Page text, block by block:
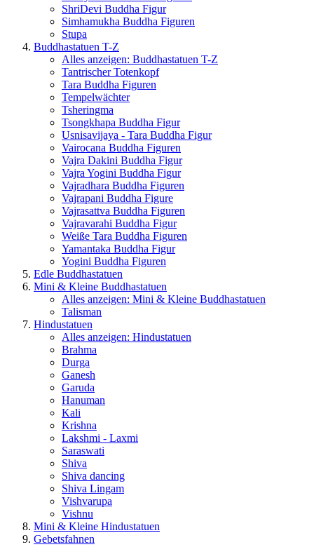
ShriDevi Buddha Figur
Simhamukha Buddha Figuren
Stupa
Buddhastatuen T-Z
Alles anzeigen: Buddhastatuen T-Z
Tantrischer Totenkopf
Tara Buddha Figuren
Tempelwächter
Tsheringma
Tsongkhapa Buddha Figur
Usnisavijaya - Tara Buddha Figur
Vairocana Buddha Figuren
Vajra Dakini Buddha Figur
Vajra Yogini Buddha Figur
Vajradhara Buddha Figuren
Vajrapani Buddha Figure
Vajrasattva Buddha Figuren
Vajravarahi Buddha Figur
Weiße Tara Buddha Figuren
Yamantaka Buddha Figur
Yogini Buddha Figuren
Edle Buddhastatuen
Mini & Kleine Buddhastatuen
Alles anzeigen: Mini & Kleine Buddhastatuen
Talisman
Hindustatuen
Alles anzeigen: Hindustatuen
Brahma
Durga
Ganesh
Garuda
Hanuman
Kali
Krishna
Lakshmi - Laxmi
Saraswati
Shiva
Shiva dancing
Shiva Lingam
Vishvarupa
Vishnu
Mini & Kleine Hindustatuen
Gebetsfahnen